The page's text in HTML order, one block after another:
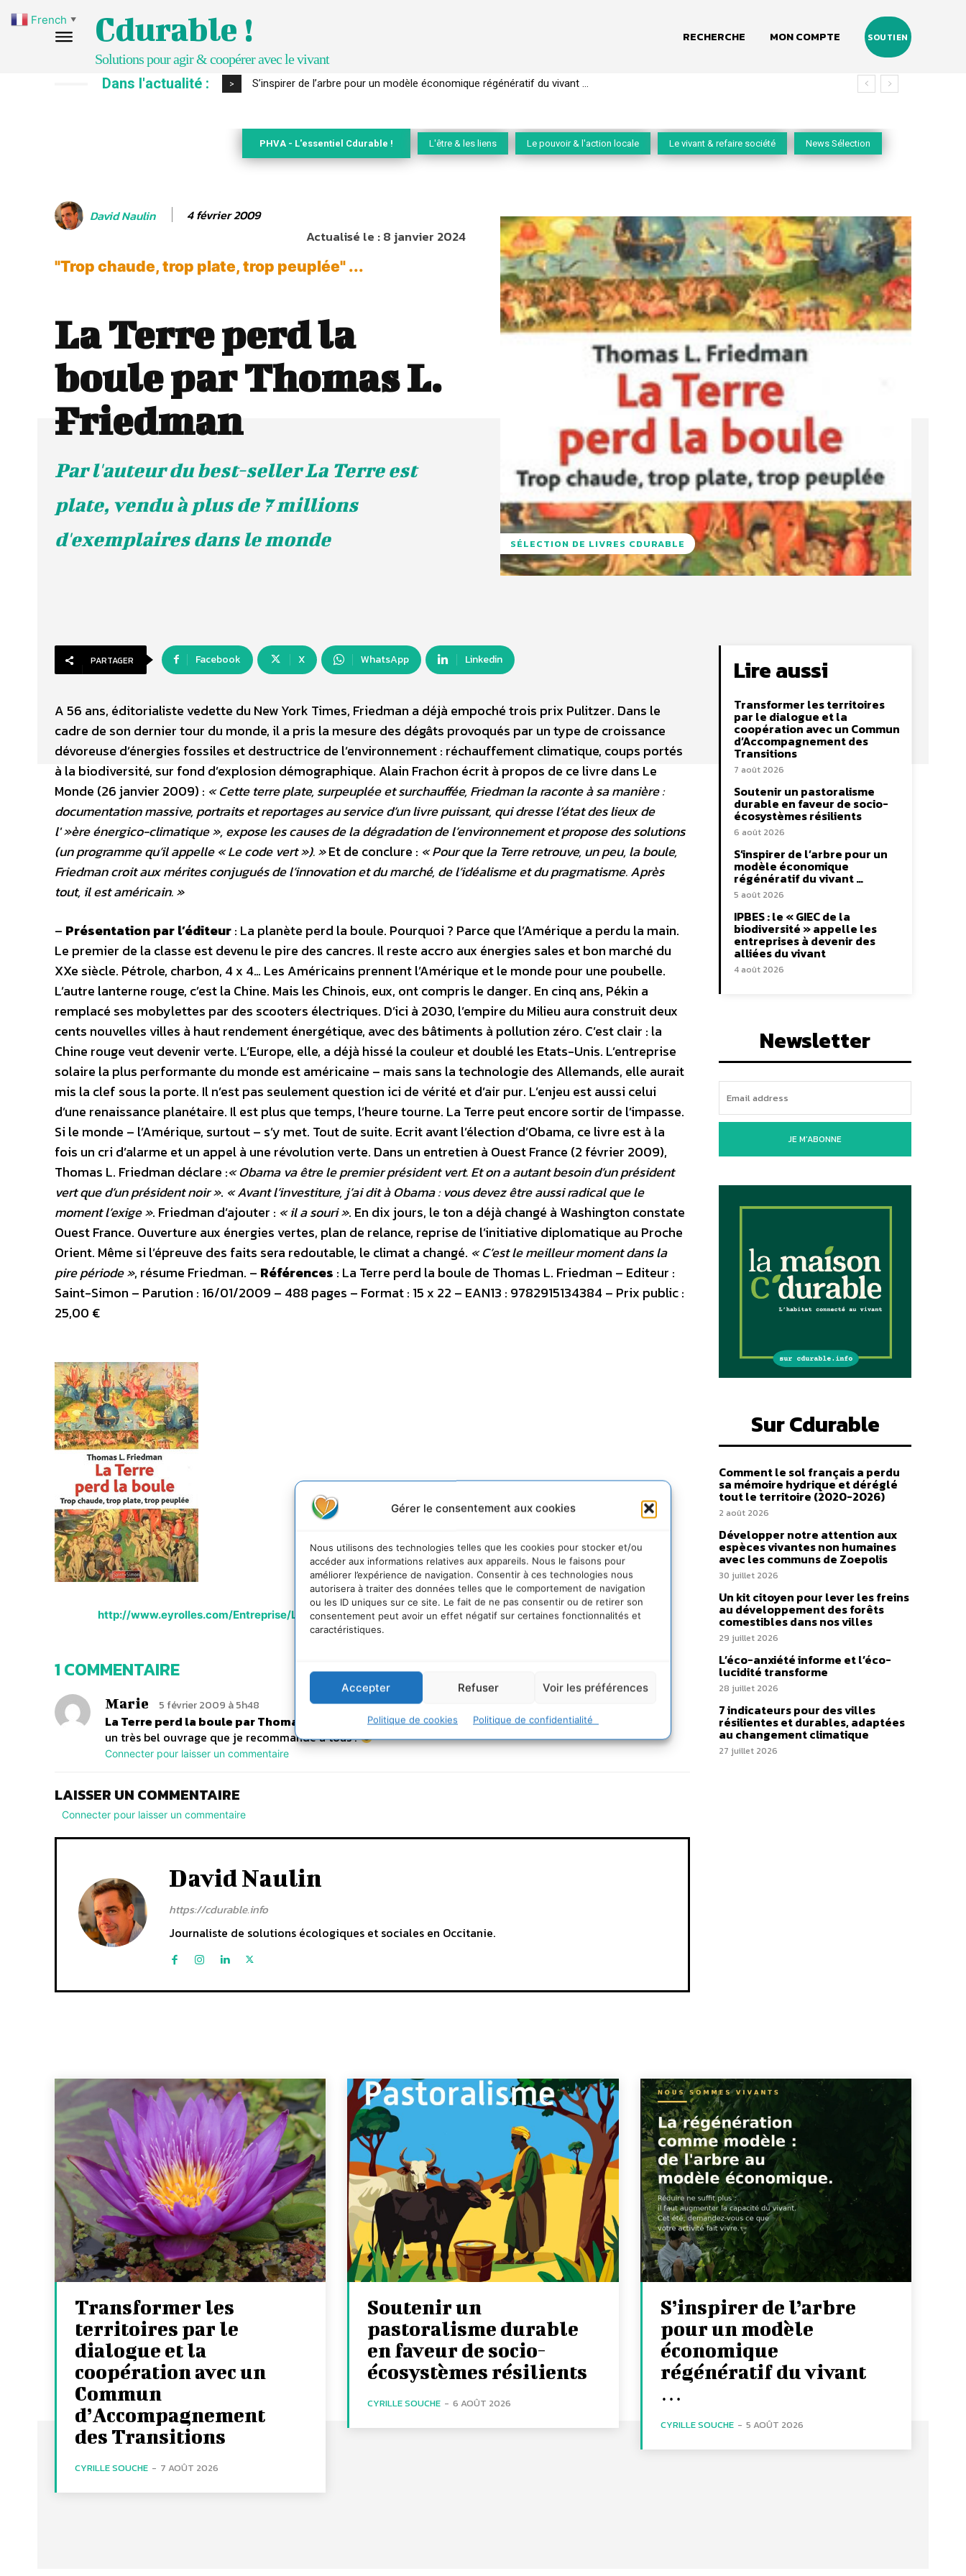
Gérer le consentement aux cookies
Nous utilisons des technologies telles que les cookies pour stocker et/ou
accéder aux informations relatives aux appareils. Nous le faisons pour
améliorer l’expérience de navigation. Consentir à ces technologies nous
autorisera à traiter des données telles que le comportement de navigation
ou les ID uniques sur ce site. Le fait de ne pas consentir ou de retirer son
consentement peut avoir un effet négatif sur certaines fonctionnalités et
caractéristiques.
Accepter Refuser Voir les préférences
Politique de cookies Politique de confidentialité
Cdurable !
Solutions pour agir & coopérer avec le vivant
RECHERCHE MON COMPTE SOUTIEN
Dans l'actualité : > S’inspirer de l’arbre pour un modèle économique régénératif du vivant …
PHVA - L'essentiel Cdurable ! L'être & les liens Le pouvoir & l'action locale Le vivant & refaire société News Sélection
David Naulin 4 février 2009
Actualisé le :8 janvier 2024
"Trop chaude, trop plate, trop peuplée" ...
La Terre perd la
boule par Thomas L.
Friedman
Par l'auteur du best-seller La Terre est
plate, vendu à plus de 7 millions
d'exemplaires dans le monde
SÉLECTION DE LIVRES CDURABLE
PARTAGER Facebook X WhatsApp Linkedin
A 56 ans, éditorialiste vedette du New York Times, Friedman a déjà empoché trois prix Pulitzer. Dans le
cadre de son dernier tour du monde, il a pris la mesure des dégâts provoqués par un type de croissance
dévoreuse d’énergies fossiles et destructrice de l’environnement : réchauffement climatique, coups portés
à la biodiversité, sur fond d’explosion démographique. Alain Frachon écrit à propos de ce livre dans Le
Monde (26 janvier 2009) : « Cette terre plate, surpeuplée et surchauffée, Friedman la raconte à sa manière :
documentation massive, portraits et reportages au service d’un livre puissant, qui dresse l’état des lieux de
l' »ère énergico-climatique », expose les causes de la dégradation de l’environnement et propose des solutions
(un programme qu’il appelle « Le code vert »). »Et de conclure : « Pour que la Terre retrouve, un peu, la boule,
Friedman croit aux mérites conjugués de l’innovation et du marché, de l’idéalisme et du pragmatisme. Après
tout, il est américain. »
– Présentation par l’éditeur: La planète perd la boule. Pourquoi ? Parce que l’Amérique a perdu la main.
Le premier de la classe est devenu le pire des cancres. Il reste accro aux énergies sales et bon marché du
XXe siècle. Pétrole, charbon, 4 x 4… Les Américains prennent l’Amérique et le monde pour une poubelle.
L’autre lanterne rouge, c’est la Chine. Mais les Chinois, eux, ont compris le danger. En cinq ans, Pékin a
remplacé ses mobylettes par des scooters électriques. D’ici à 2030, l’empire du Milieu aura construit deux
cents nouvelles villes à haut rendement énergétique, avec des bâtiments à pollution zéro. C’est clair : la
Chine rouge veut devenir verte. L’Europe, elle, a déjà hissé la couleur et doublé les Etats-Unis. L’entreprise
solaire la plus performante du monde est américaine – mais sans la technologie des Allemands, elle aurait
mis la clef sous la porte. Il n’est pas seulement question ici de vérité et d’air pur. L’enjeu est aussi celui
d’une renaissance planétaire. Il est plus que temps, l’heure tourne. La Terre peut encore sortir de l’impasse.
Si le monde – l’Amérique, surtout – s’y met. Tout de suite. Ecrit avant l’élection d’Obama, ce livre est à la
fois un cri d’alarme et un appel à une révolution verte. Dans un entretien à Ouest France (2 février 2009),
Thomas L. Friedman déclare :« Obama va être le premier président vert. Et on a autant besoin d’un président
vert que d’un président noir ». « Avant l’investiture, j’ai dit à Obama : vous devez être aussi radical que le
moment l’exige ». Friedman d’ajouter : « il a souri ». En dix jours, le ton a déjà changé à Washington constate
Ouest France. Ouverture aux énergies vertes, plan de relance, reprise de l’initiative diplomatique au Proche
Orient. Même si l’épreuve des faits sera redoutable, le climat a changé. « C’est le meilleur moment dans la
pire période », résume Friedman. – Références : La Terre perd la boule de Thomas L. Friedman – Editeur :
Saint-Simon – Parution : 16/01/2009 – 488 pages – Format : 15 x 22 – EAN13 : 9782915134384 – Prix public :
25,00 €
http://www.eyrolles.com/Entreprise/Livre/la-terre-perd-la-boule-9782915134384?societe=mc-durable
1 COMMENTAIRE
Marie 5 février 2009 à 5h48
La Terre perd la boule par Thomas L. Friedman
un très bel ouvrage que je recommande à tous !
Connecter pour laisser un commentaire
LAISSER UN COMMENTAIRE
Connecter pour laisser un commentaire
David Naulin
https://cdurable.info
Journaliste de solutions écologiques et sociales en Occitanie.
Lire aussi
Transformer les territoires
par le dialogue et la
coopération avec un Commun
d’Accompagnement des
Transitions
7 août 2026
Soutenir un pastoralisme
durable en faveur de socio-
écosystèmes résilients
6 août 2026
S’inspirer de l’arbre pour un
modèle économique
régénératif du vivant …
5 août 2026
IPBES : le « GIEC de la
biodiversité » appelle les
entreprises à devenir des
alliées du vivant
4 août 2026
Newsletter
JE M'ABONNE
Sur Cdurable
Comment le sol français a perdu
sa mémoire hydrique et déréglé
tout le territoire (2020-2026)
2 août 2026
Développer notre attention aux
espèces vivantes non humaines
avec les communs de Zoepolis
30 juillet 2026
Un kit citoyen pour lever les freins
au développement des forêts
comestibles dans nos villes
29 juillet 2026
L’éco-anxiété informe et l’éco-
lucidité transforme
28 juillet 2026
7 indicateurs pour des villes
résilientes et durables, adaptées
au changement climatique
27 juillet 2026
Transformer les
territoires par le
dialogue et la
coopération avec un
Commun
d’Accompagnement
des Transitions
CYRILLE SOUCHE - 7 AOÛT 2026
Soutenir un
pastoralisme durable
en faveur de socio-
écosystèmes résilients
CYRILLE SOUCHE - 6 AOÛT 2026
S’inspirer de l’arbre
pour un modèle
économique
régénératif du vivant
…
CYRILLE SOUCHE - 5 AOÛT 2026
French ▼